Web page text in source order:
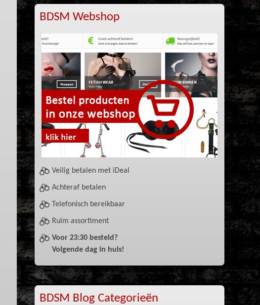
BDSM Webshop
Veilig betalen met iDeal
Achteraf betalen
Telefonisch bereikbaar
Ruim assortiment
Voor 23:30 besteld?
Volgende dag in huis!
BDSM Blog Categorieën